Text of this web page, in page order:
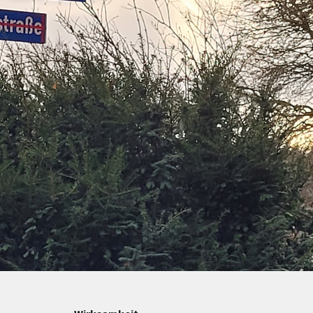
Maßnahmen zur
Barrierefreiheit
Unterstützung
Brand-, Katastrophen-
und
Bevölkerungsschutz